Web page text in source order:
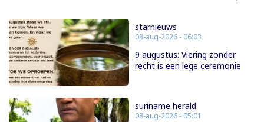
starnieuws
08-aug-2026 - 06:03
9 augustus: Viering zonder
recht is een lege ceremonie
suriname herald
08-aug-2026 - 05:01